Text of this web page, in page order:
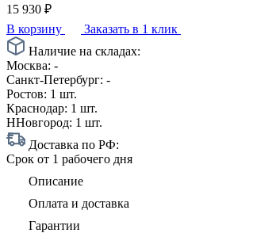
15 930 ₽
В корзину
Заказать в 1 клик
Наличие на складах:
Москва: -
Санкт-Петербург: -
Ростов: 1 шт.
Краснодар: 1 шт.
ННовгород: 1 шт.
Доставка по РФ:
Срок от 1 рабочего дня
Описание
Оплата и доставка
Гарантии